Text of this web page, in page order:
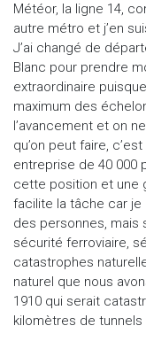
Météor, la ligne 14,
autre métro et j’en
J’ai changé de
Blanc pour prendre
extraordinaire
maximum des
l’avancement et on
qu’on peut faire,
entreprise de 40 000
cette position et une
facilite la tâche car je
des personnes, mais
sécurité ferroviaire,
catastrophes
naturel que nous
1910 qui serait
kilomètres de tunnels